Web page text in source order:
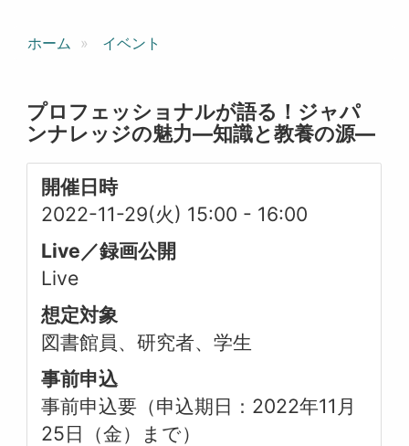
ホーム イベント
プロフェッショナルが語る！ジャパ
ンナレッジの魅力―知識と教養の源―
開催日時
2022-11-29(火) 15:00 - 16:00
Live／録画公開
Live
想定対象
図書館員、研究者、学生
事前申込
事前申込要（申込期日：2022年11月
25日（金）まで）